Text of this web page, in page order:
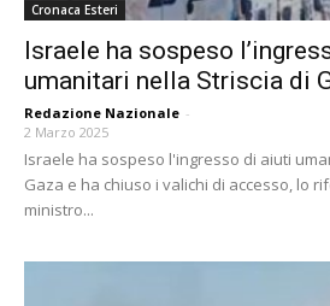
Cronaca Esteri
Israele ha sospeso
umanitari nella Striscia di
Redazione Nazionale -
2 Marzo 2025
Israele ha sospeso l'ingresso di aiuti
Gaza e ha chiuso i valichi di accesso, lo
ministro...